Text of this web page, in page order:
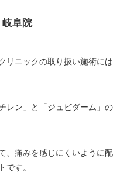
岐阜院
リニックの取り扱い施術には
レン」と「ジュビダーム」の
、痛みを感じにくいように配
です。